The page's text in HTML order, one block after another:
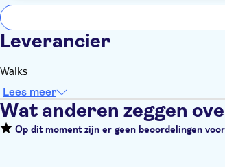
Leverancier
Walks
Lees meer
Wat anderen zeggen
Op dit moment zijn er geen beoordelingen